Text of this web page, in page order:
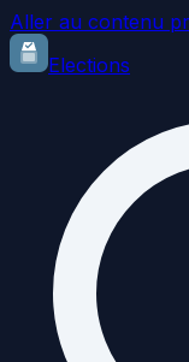
Aller au contenu
Elections